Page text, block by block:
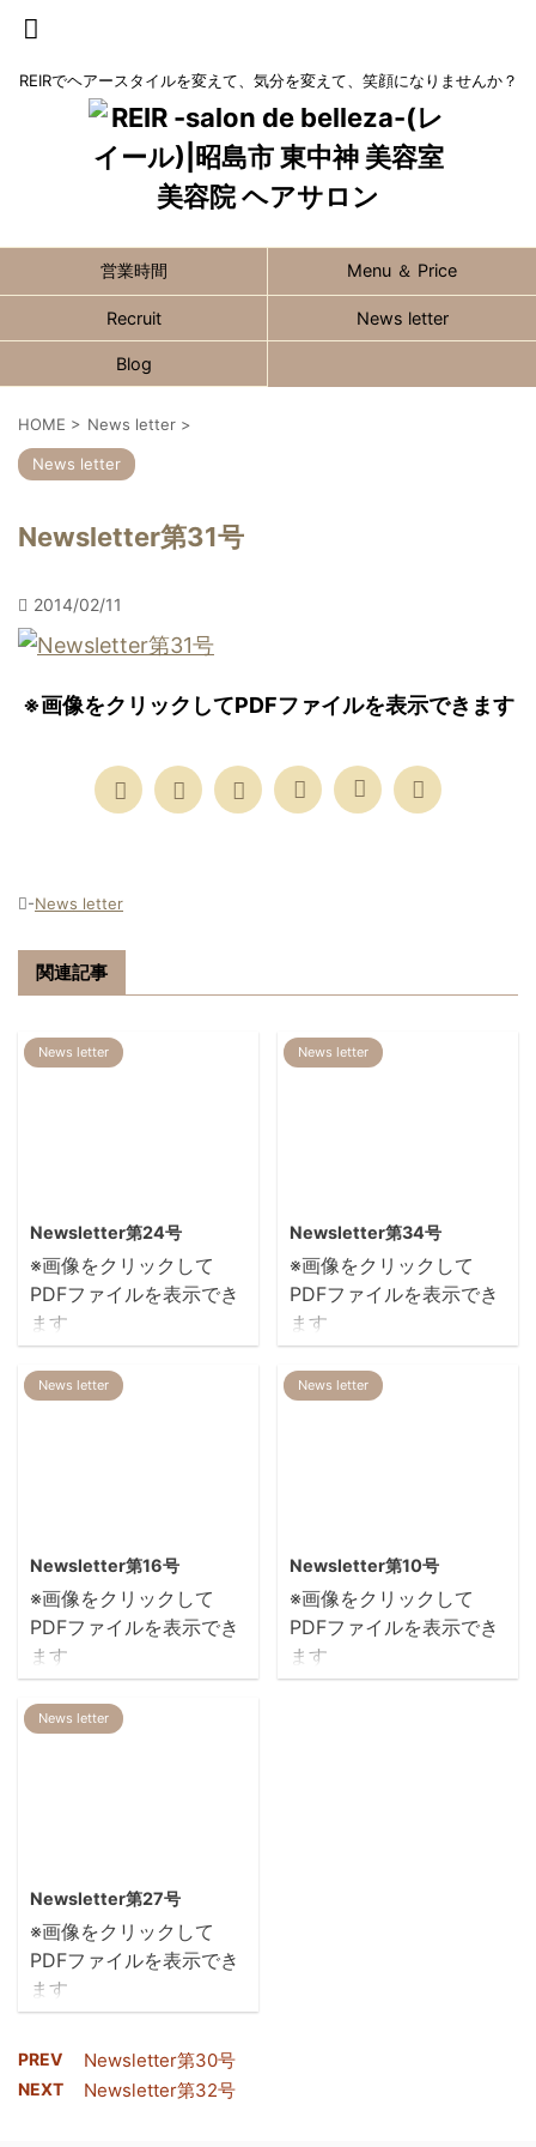
REIRでヘアースタイルを変えて、気分を変えて、笑顔になりませんか？
営業時間 Menu ＆ Price
Recruit News letter
Blog
HOME > News letter >
News letter
Newsletter第31号
2014/02/11
※画像をクリックしてPDFファイルを表示できます
-News letter
関連記事
News letter
Newsletter第24号
※画像をクリックして
PDFファイルを表示でき
ます
News letter
Newsletter第34号
※画像をクリックして
PDFファイルを表示でき
ます
News letter
Newsletter第16号
※画像をクリックして
PDFファイルを表示でき
ます
News letter
Newsletter第10号
※画像をクリックして
PDFファイルを表示でき
ます
News letter
Newsletter第27号
※画像をクリックして
PDFファイルを表示でき
ます
PREV Newsletter第30号
NEXT Newsletter第32号